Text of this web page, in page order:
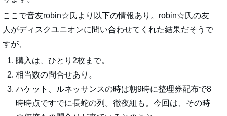
ここで音友robin☆氏より以下の情報あり。robin☆氏の友
人がディスクユニオンに問い合わせてくれた結果だそうで
すが、
購入は、ひとり2枚まで。
相当数の問合せあり。
ハケット、ルネッサンスの時は朝9時に整理券配布で8
時時点ですでに長蛇の列。徹夜組も。今回は、その時